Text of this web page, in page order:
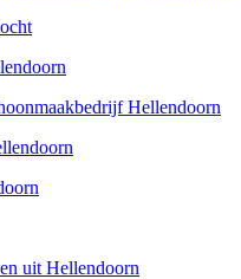
Hellendoorn
uit Hellendoorn